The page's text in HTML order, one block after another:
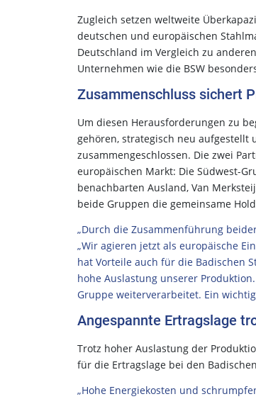
Zugleich setzen weltweite
deutschen und europäischen
Deutschland im Vergleich zu
Unternehmen wie die BSW
Zusammenschluss sichert
Um diesen Herausforderungen zu
gehören, strategisch neu
zusammengeschlossen. Die zwei
europäischen Markt: Die Südwest-
benachbarten Ausland, Van
beide Gruppen die gemeinsame
„Durch die Zusammenführung
„Wir agieren jetzt als europäische
hat Vorteile auch für die Badischen
hohe Auslastung unserer
Gruppe weiterverarbeitet. Ein
Angespannte Ertragslage
Trotz hoher Auslastung der
für die Ertragslage bei den
„Hohe Energiekosten und